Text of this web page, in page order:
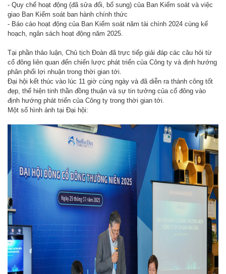
- Quy chế hoạt động (đã sửa đổi, bổ sung) của Ban Kiểm soát và việc
giao Ban Kiểm soát ban hành chính thức
- Báo cáo hoạt động của Ban Kiểm soát năm tài chính 2024 cùng kế
hoạch, ngân sách hoạt động năm 2025.
Tại phần thảo luận, Chủ tịch Đoàn đã trực tiếp giải đáp các câu hỏi từ
cổ đông liên quan đến chiến lược phát triển của Công ty và định hướng
phân phối lợi nhuận trong thời gian tới.
Đại hội kết thúc vào lúc 11 giờ cùng ngày và đã diễn ra thành công tốt
đẹp, thể hiện tinh thần đồng thuận và sự tin tưởng của cổ đông vào
định hướng phát triển của Công ty trong thời gian tới.
Một số hình ảnh tại Đại hội: